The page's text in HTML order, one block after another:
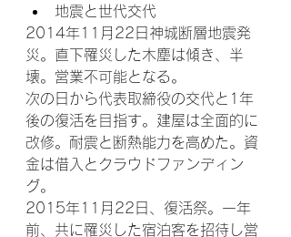
地震と世代交代
2014年11月22日神城断層地震発
災。直下罹災した木塵は傾き、半
壊。営業不可能となる。
次の日から代表取締役の交代と1年
後の復活を目指す。建屋は全面的に
改修。耐震と断熱能力を高めた。資
金は借入とクラウドファンディン
グ。
2015年11月22日、復活祭。一年
前、共に罹災した宿泊客を招待し営